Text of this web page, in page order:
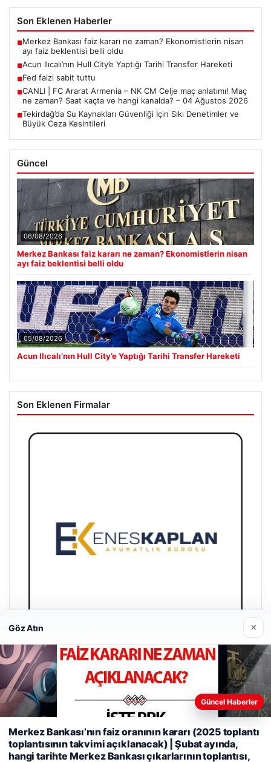
Son Eklenen Haberler
■Merkez Bankası faiz kararı ne zaman? Ekonomistlerin nisan
ayı faiz beklentisi belli oldu
■Acun Ilıcalı’nın Hull City’e Yaptığı Tarihi Transfer Hareketi
■Fed faizi sabit tuttu
■CANLI | FC Ararat Armenia – NK CM Celje maç anlatımı! Maç
ne zaman? Saat kaçta ve hangi kanalda? – 04 Ağustos 2026
■Tekirdağ’da Su Kaynakları Güvenliği İçin Sıkı Denetimler ve
Büyük Ceza Kesintileri
Güncel
06/08/2026
Merkez Bankası faiz kararı ne zaman? Ekonomistlerin nisan
ayı faiz beklentisi belli oldu
05/08/2026
Acun Ilıcalı’nın Hull City’e Yaptığı Tarihi Transfer Hareketi
Son Eklenen Firmalar
Enes Kaplan Avukatlık Bürosu
28/04/2026
Web sitemizi nasıl kullandığınızı daha iyi anlayabilmek,
deneyiminizi kişiselleştirmek ve geliştirmek amacıyla çerezler
kullanıyoruz.Çerez Politikamız
Göz Atın ×
Güncel Haberler
Merkez Bankası’nın faiz oranının kararı (2025 toplantı
toplantısının takvimi açıklanacak) | Şubat ayında,
hangi tarihte Merkez Bankası çıkarlarının toplantısı,